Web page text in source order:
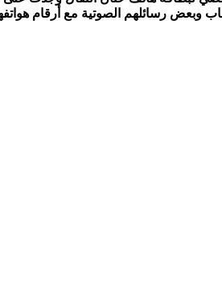
وبعض رسائلهم الصوتية مع أرقام